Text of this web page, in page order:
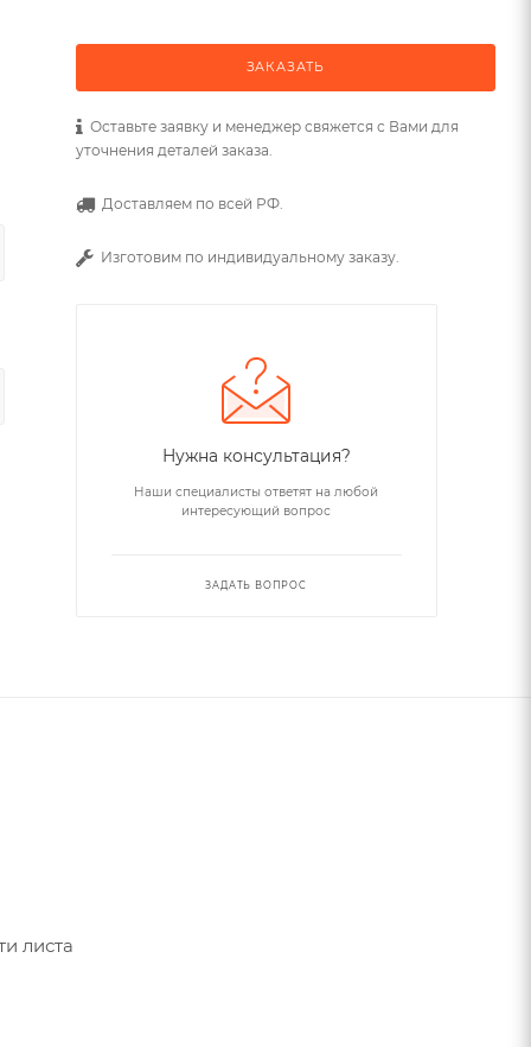
ЗАКАЗАТЬ
Оставьте заявку и менеджер свяжется с Вами для
уточнения деталей заказа.
Доставляем по всей РФ.
Изготовим по индивидуальному заказу.
Нужна консультация?
Наши специалисты ответят на любой
интересующий вопрос
ЗАДАТЬ ВОПРОС
листа